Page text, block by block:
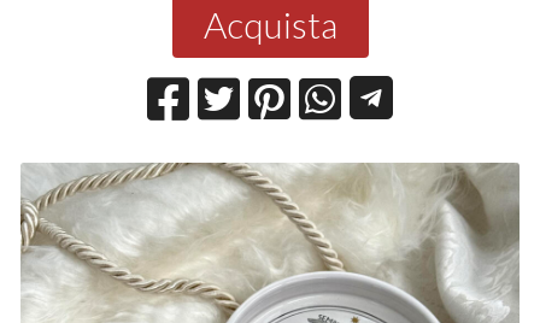
Acquista